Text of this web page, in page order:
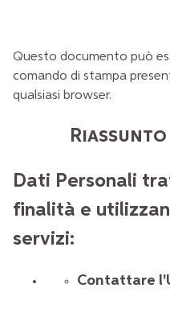
Questo documento può
comando di stampa
qualsiasi browser.
Dati Personali
finalità e
servizi:
Contattare